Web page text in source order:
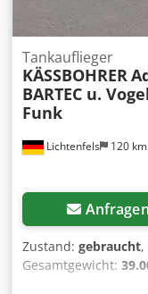
Lichtenfels 120 km
Tankauflieger
KÄSSBOHRER
BARTEC u.
Funk
Anfragen
Zustand: gebraucht
Gesamtgewicht: